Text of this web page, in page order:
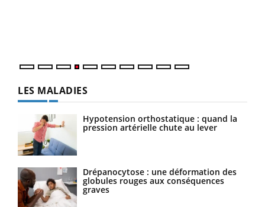
LES MALADIES
Hypotension orthostatique : quand la
pression artérielle chute au lever
Drépanocytose : une déformation des
globules rouges aux conséquences
graves